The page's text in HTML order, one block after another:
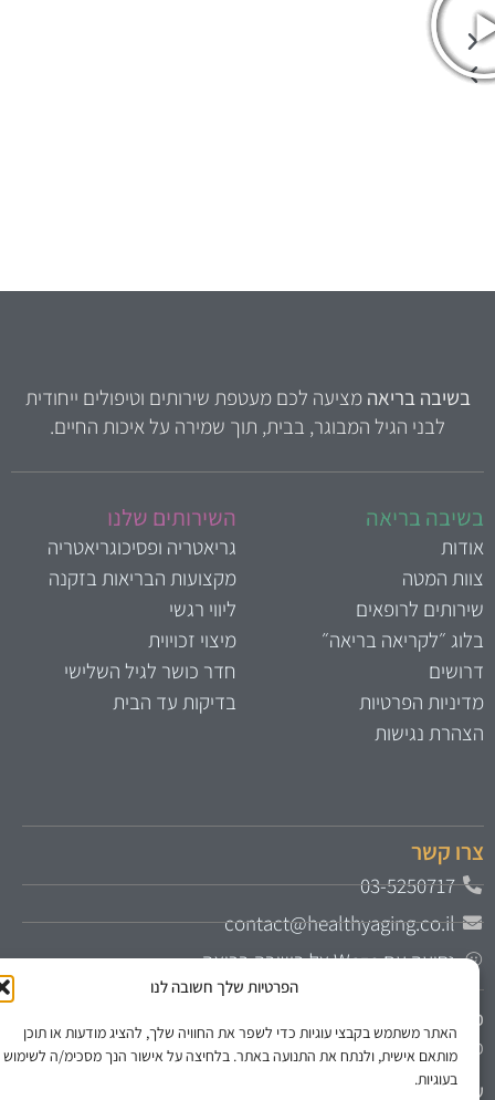
הפרטיות שלך חשובה לנו
האתר משתמש בקבצי עוגיות כדי לשפר את החוויה שלך, להציג מודעות או תוכן
מותאם אישית, ולנתח את התנועה באתר. בלחיצה על אישור הנך מסכימ/ה לשימוש
בעוגיות.
בשיבה בריאהמציעה לכם מעטפת שירותים וטיפולים ייחודית
לבני הגיל המבוגר, בבית, תוך שמירה על איכות החיים.
בריאה
המטה
לרופאים
״לקריאה בריאה״
הפרטיות
נגישות
השירותים שלנו
גריאטריה ופסיכוגריאטריה
מקצועות הבריאות בזקנה
ליווי רגשי
מיצוי זכויוית
חדר כושר לגיל השלישי
בדיקות עד הבית
קשר
03-5250717
contact@healthyaging.co.il
נסיעה עם Waze אל בשיבה בריאה
משער 3 או מהחניון העליון
קבלה: